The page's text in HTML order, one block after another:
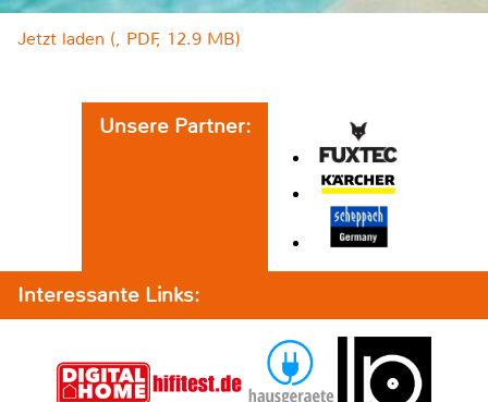
Jetzt laden (, PDF, 12.9 MB)
Unsere Partner:
Interessante Links: